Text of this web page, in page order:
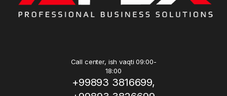
Call center, ish vaqti 09:00-
18:00
+99893 3816699,